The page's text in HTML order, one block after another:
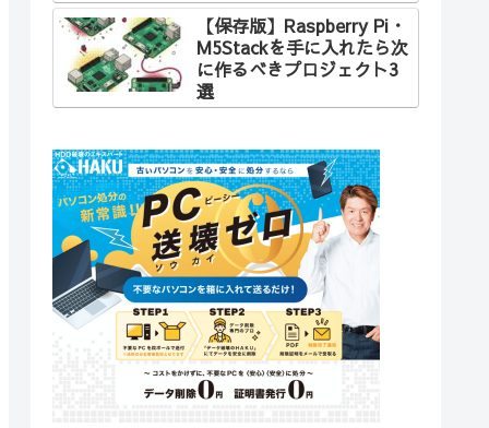
【保存版】Raspberry Pi・
M5Stackを手に入れたら次
に作るべきプロジェクト3
選